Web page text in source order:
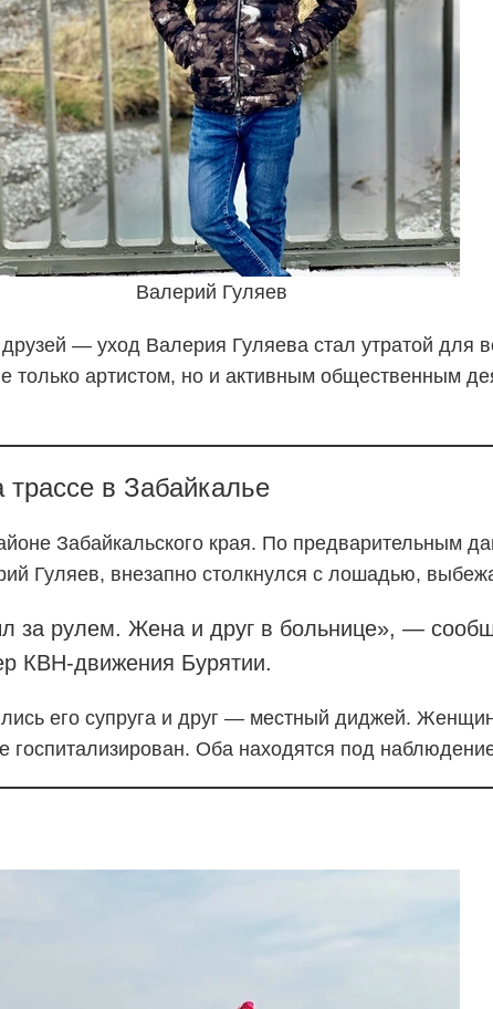
Валерий Гуляев
— уход Валерия Гуляева стал утратой для
только артистом, но и активным общественным
в Забайкалье
Забайкальского края. По предварительным
Гуляев, внезапно столкнулся с лошадью,
за рулем. Жена и друг в больнице», —
КВН-движения Бурятии.
его супруга и друг — местный диджей.
госпитализирован. Оба находятся под